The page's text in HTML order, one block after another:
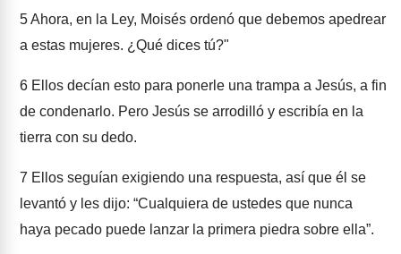
5Ahora, en la Ley, Moisés ordenó que debemos apedrear
a estas mujeres. ¿Qué dices tú?"
6 Ellos decían esto para ponerle una trampa a Jesús, a fin
de condenarlo. Pero Jesús se arrodilló y escribía en la
tierra con su dedo.
7 Ellos seguían exigiendo una respuesta, así que él se
levantó y les dijo: “Cualquiera de ustedes que nunca
haya pecado puede lanzar la primera piedra sobre ella”.